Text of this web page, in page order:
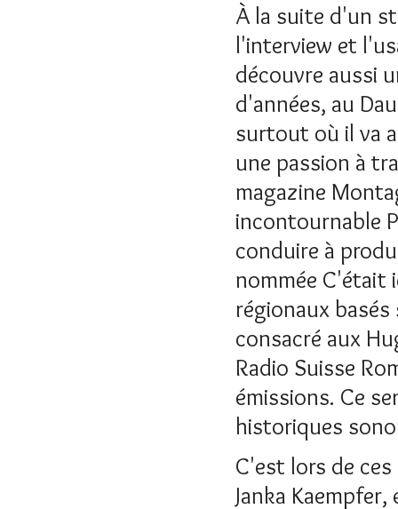
À la suite d'un
l'interview et
découvre aussi
d'années, au
surtout où il va
une passion à
magazine
incontournable
conduire à
nommée C'était
régionaux
consacré aux
Radio Suisse
émissions. Ce
historiques
C'est lors de
Janka